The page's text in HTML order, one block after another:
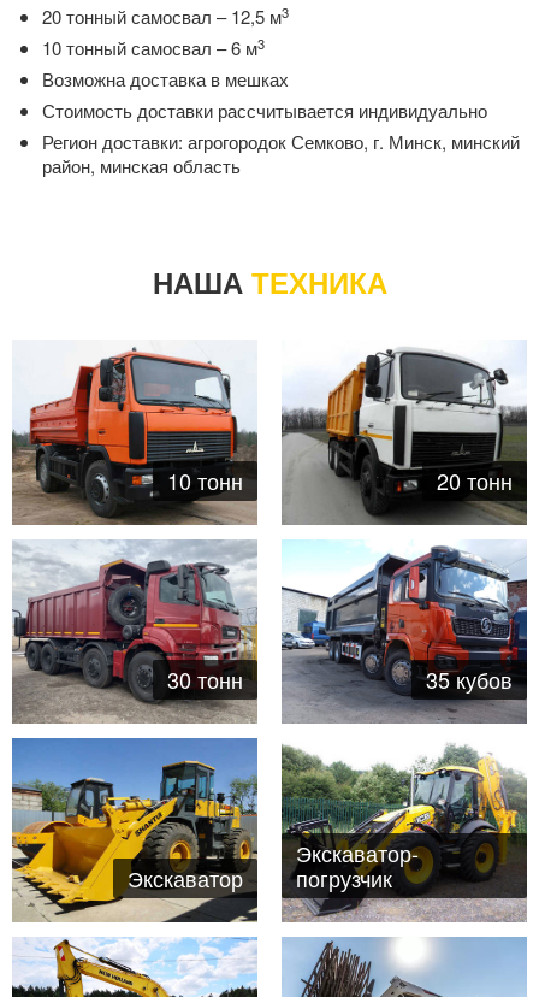
20 тонный самосвал – 12,5 м3
10 тонный самосвал – 6 м3
Возможна доставка в мешках
Стоимость доставки рассчитывается индивидуально
Регион доставки: агрогородок Семково, г. Минск, минский
район, минская область
НАША ТЕХНИКА
10 тонн 20 тонн
30 тонн 35 кубов
Экскаватор
Экскаватор-
погрузчик